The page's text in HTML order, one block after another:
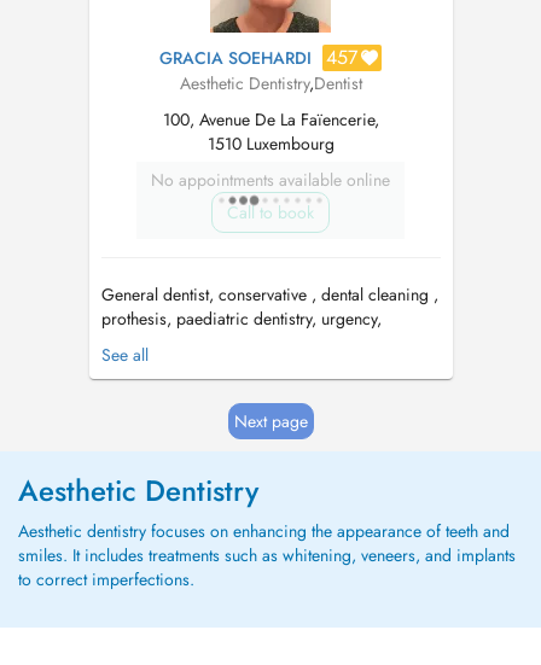
GRACIA SOEHARDI 457
Aesthetic Dentistry,Dentist
100, Avenue De La Faïencerie,
1510 Luxembourg
No appointments available online
Call to book
General dentist, conservative , dental cleaning ,
prothesis, paediatric dentistry, urgency,
aesthetic. Tuesday & Thursday: Centre Medico
Dentaire Kirchberg, Av. JF Kennedy 33b
Av de Faiencerie, 1510 Limpertsberg. PID
See all
Next page
Aesthetic Dentistry
Aesthetic dentistry focuses on enhancing the appearance of teeth and
smiles. It includes treatments such as whitening, veneers, and implants
to correct imperfections.